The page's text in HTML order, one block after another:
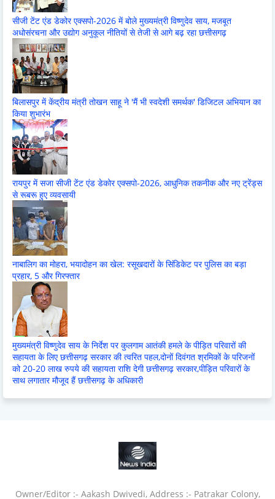
सीजी टेंट एंड डेकोर एक्सपो-2026 में बोले मुख्यमंत्री विष्णुदेव साय, मजबूत
अधोसंरचना और उद्योग अनुकूल नीतियों से तेजी से आगे बढ़ रहा छत्तीसगढ़
बिलासपुर में केंद्रीय मंत्री तोखन साहू ने 'मैं भी स्वदेशी समर्थक' डिजिटल अभियान का
किया शुभारंभ
रायपुर में सजा सीजी टेंट एंड डेकोर एक्सपो-2026, आधुनिक तकनीक और नए ट्रेंड्स
से रूबरू हुए व्यवसायी
नाबालिग का मोहरा, भयादोहन का खेल: रसूखदारों के सिंडिकेट पर पुलिस का बड़ा
प्रहार, 5 और गिरफ्तार
मुख्यमंत्री विष्णुदेव साय के निर्देश पर कुलगाम आतंकी हमले के पीड़ित परिवारों की
सहायता के लिए छत्तीसगढ़ सरकार की त्वरित पहल,दोनों दिवंगत श्रमिकों के परिजनों
को 20-20 लाख रुपये की सहायता राशि देगी छत्तीसगढ़ सरकार,पीड़ित परिवारों के
साथ लगातार मौजूद हैं छत्तीसगढ़ के अधिकारी
Owner/Editor :- Aakash Dwivedi, Address :- Patrakar Colony,